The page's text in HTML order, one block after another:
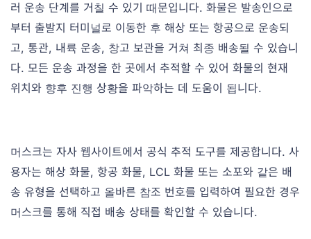
러 운송 단계를 거칠 수 있기 때문입니다. 화물은 발송인으로
부터 출발지 터미널로 이동한 후 해상 또는 항공으로 운송되
고, 통관, 내륙 운송, 창고 보관을 거쳐 최종 배송될 수 있습니
다. 모든 운송 과정을 한 곳에서 추적할 수 있어 화물의 현재
위치와 향후 진행 상황을 파악하는 데 도움이 됩니다.
머스크는 자사 웹사이트에서 공식 추적 도구를 제공합니다. 사
용자는 해상 화물, 항공 화물, LCL 화물 또는 소포와 같은 배
송 유형을 선택하고 올바른 참조 번호를 입력하여 필요한 경우
머스크를 통해 직접 배송 상태를 확인할 수 있습니다.